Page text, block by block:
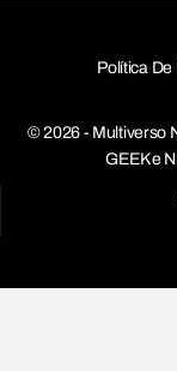
Política
© 2026 - Multiverso
GEEK e